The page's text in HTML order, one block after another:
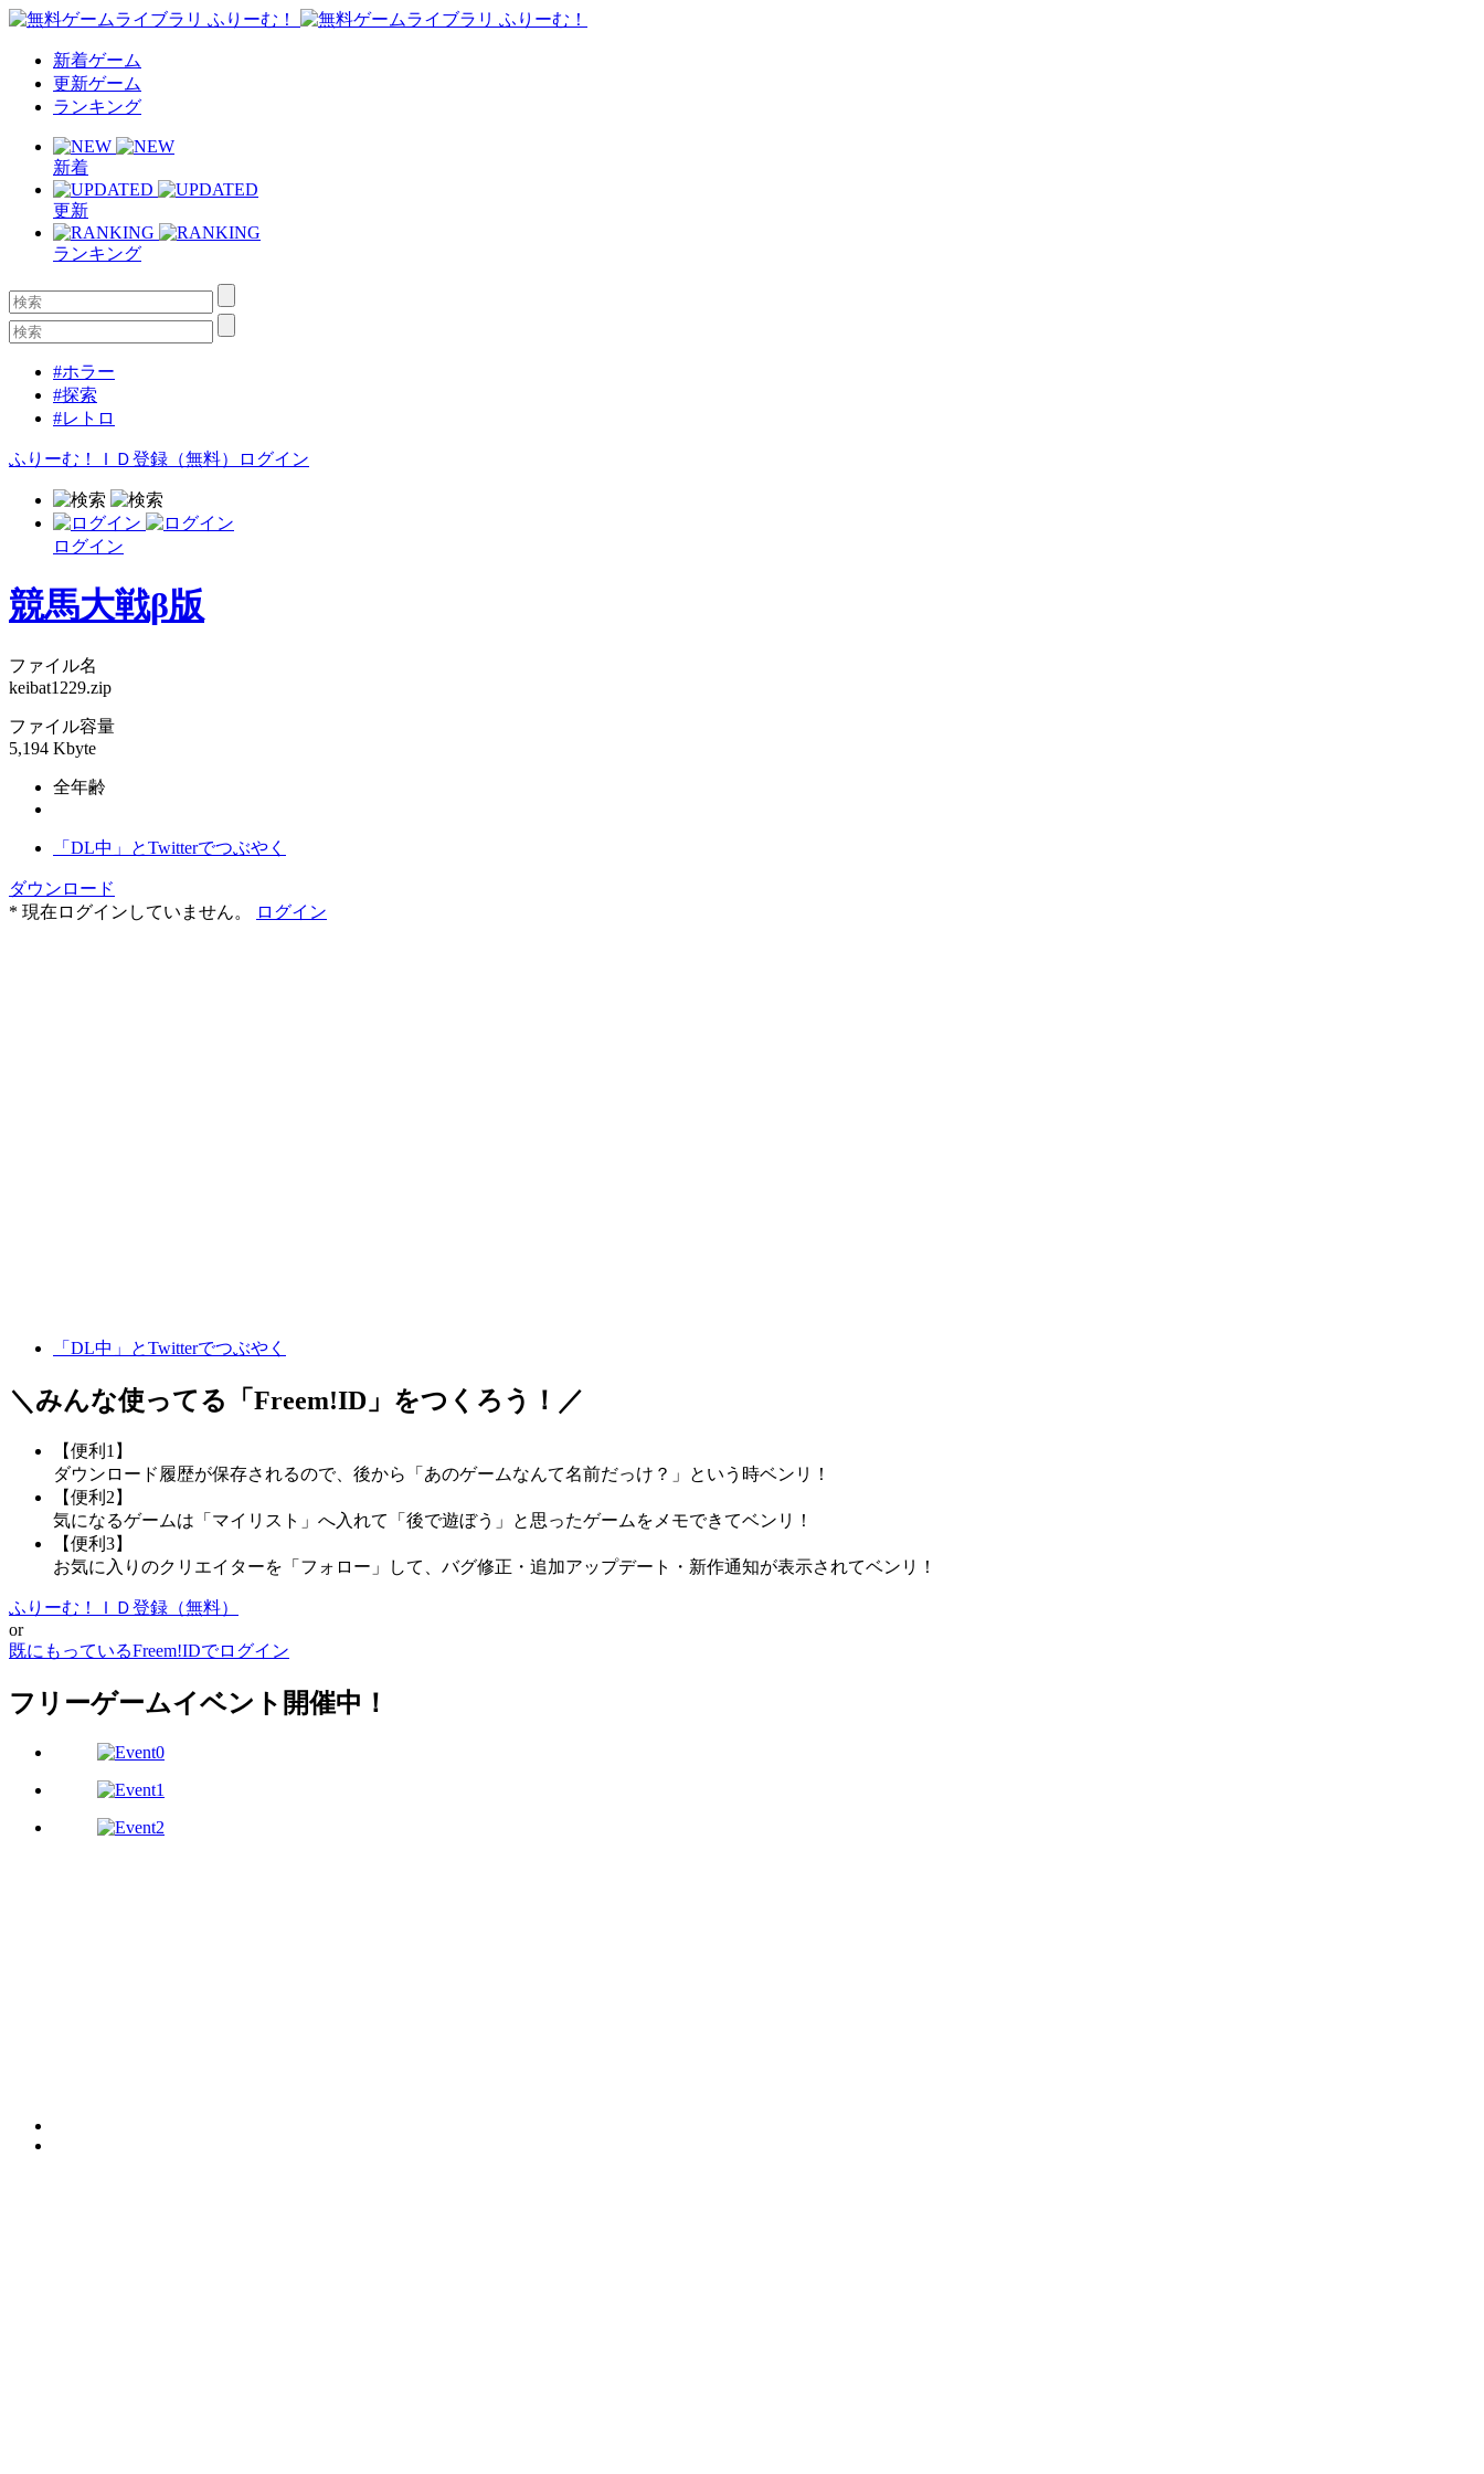
新着ゲーム
更新ゲーム
ランキング
新着
更新
ランキング
#ホラー
#探索
#レトロ
ふりーむ！ＩＤ登録（無料） ログイン
ログイン
競馬大戦β版
ファイル名
keibat1229.zip
ファイル容量
5,194 Kbyte
全年齢
「DL中」とTwitterでつぶやく
ダウンロード
* 現在ログインしていません。
ログイン
「DL中」とTwitterでつぶやく
＼みんな使ってる「 Freem!ID 」をつくろう！／
【便利1】
ダウンロード履歴が保存されるので、後から「あのゲームなんて名前だっけ？」という時ベンリ！
【便利2】
気になるゲームは「マイリスト」へ入れて「後で遊ぼう」と思ったゲームをメモできてベンリ！
【便利3】
お気に入りのクリエイターを「フォロー」して、バグ修正・追加アップデート・新作通知が表示されてベンリ！
ふりーむ！ＩＤ登録（無料）
or
既にもっているFreem!IDでログイン
フリーゲームイベント開催中！